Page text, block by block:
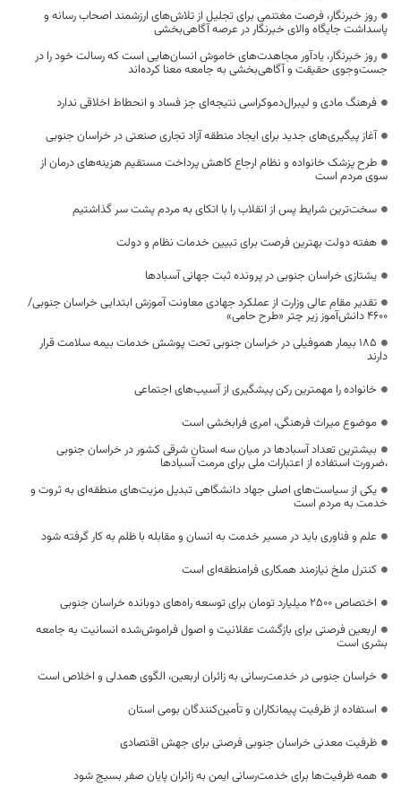
روز خبرنگار، فرصت مغتنمی برای تجلیل از تلاش‌های ارزشمند اصحاب رسانه و
پاسداشت جایگاه والای خبرنگار در عرصه آگاهی‌بخشی
روز خبرنگار، یادآور مجاهدت‌های خاموش انسان‌هایی است که رسالت خود را در
جست‌وجوی حقیقت و آگاهی‌بخشی به جامعه معنا کرده‌اند
فرهنگ مادی و لیبرال‌دموکراسی نتیجه‌ای جز فساد و انحطاط اخلاقی ندارد
آغاز پیگیری‌های جدید برای ایجاد منطقه آزاد تجاری صنعتی در خراسان جنوبی
طرح پزشک خانواده و نظام ارجاع کاهش پرداخت مستقیم هزینه‌های درمان از
سوی مردم است
سخت‌ترین شرایط پس از انقلاب را با اتکای به مردم پشت سر گذاشتیم
هفته دولت بهترین فرصت برای تبیین خدمات نظام و دولت
یشتازی خراسان جنوبی در پرونده ثبت جهانی آسبادها
تقدیر مقام عالی وزارت از عملکرد جهادی معاونت آموزش ابتدایی خراسان جنوبی/
۴۶۰۰ دانش‌آموز زیر چتر «طرح حامی»
۱۸۵ بیمار هموفیلی در خراسان جنوبی تحت پوشش خدمات بیمه سلامت قرار
دارند
خانواده را مهمترین رکن پیشگیری از آسیب‌های اجتماعی
موضوع میراث فرهنگی، امری فرابخشی است
بیشترین تعداد آسبادها در میان سه استان شرقی کشور در خراسان جنوبی
،ضرورت استفاده از اعتبارات ملی برای مرمت آسبادها
یکی از سیاست‌های اصلی جهاد دانشگاهی تبدیل مزیت‌های منطقه‌ای به ثروت و
خدمت به مردم است
علم و فناوری باید در مسیر خدمت به انسان و مقابله با ظلم به کار گرفته شود
کنترل ملخ نیازمند همکاری فرامنطقه‌ای است
اختصاص 2500 میلیارد تومان برای توسعه راه‌های دوبانده خراسان جنوبی
اربعین فرصتی برای بازگشت عقلانیت و اصول فراموش‌شده انسانیت به جامعه
بشری است
خراسان جنوبی در خدمت‌رسانی به زائران اربعین، الگوی همدلی و اخلاص است
استفاده از ظرفیت پیمانکاران و تأمین‌کنندگان بومی استان
ظرفیت معدنی خراسان جنوبی فرصتی برای جهش اقتصادی
همه ظرفیت‌ها برای خدمت‌رسانی ایمن به زائران پایان صفر بسیج شود